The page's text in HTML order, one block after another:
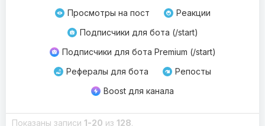
Просмотры на пост
Реакции
Подписчики для бота (/start)
Подписчики для бота Premium (/start)
Рефералы для бота
Репосты
Boost для канала
Показаны записи 1-20 из 128.